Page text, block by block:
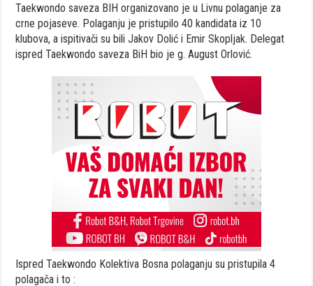
Taekwondo saveza BIH organizovano je u Livnu polaganje za
crne pojaseve. Polaganju je pristupilo 40 kandidata iz 10
klubova, a ispitivači su bili Jakov Dolić i Emir Skopljak. Delegat
ispred Taekwondo saveza BiH bio je g. August Orlović.
Ispred Taekwondo Kolektiva Bosna polaganju su pristupila 4
polagača i to :